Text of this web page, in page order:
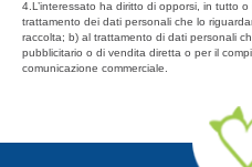
4.L’interessato ha diritto di opporsi, in tutto
trattamento dei dati personali che lo
raccolta; b) al trattamento di dati personali
pubblicitario o di vendita diretta o per il
comunicazione commerciale.